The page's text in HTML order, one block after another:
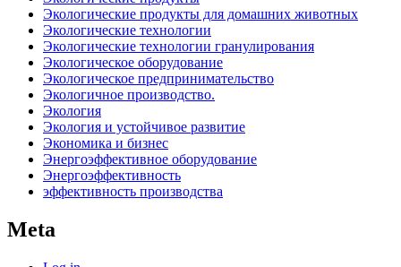
Экологические продукты для домашних животных
Экологические технологии
Экологические технологии гранулирования
Экологическое оборудование
Экологическое предпринимательство
Экологичное производство.
Экология
Экология и устойчивое развитие
Экономика и бизнес
Энергоэффективное оборудование
Энергоэффективность
эффективность производства
Meta